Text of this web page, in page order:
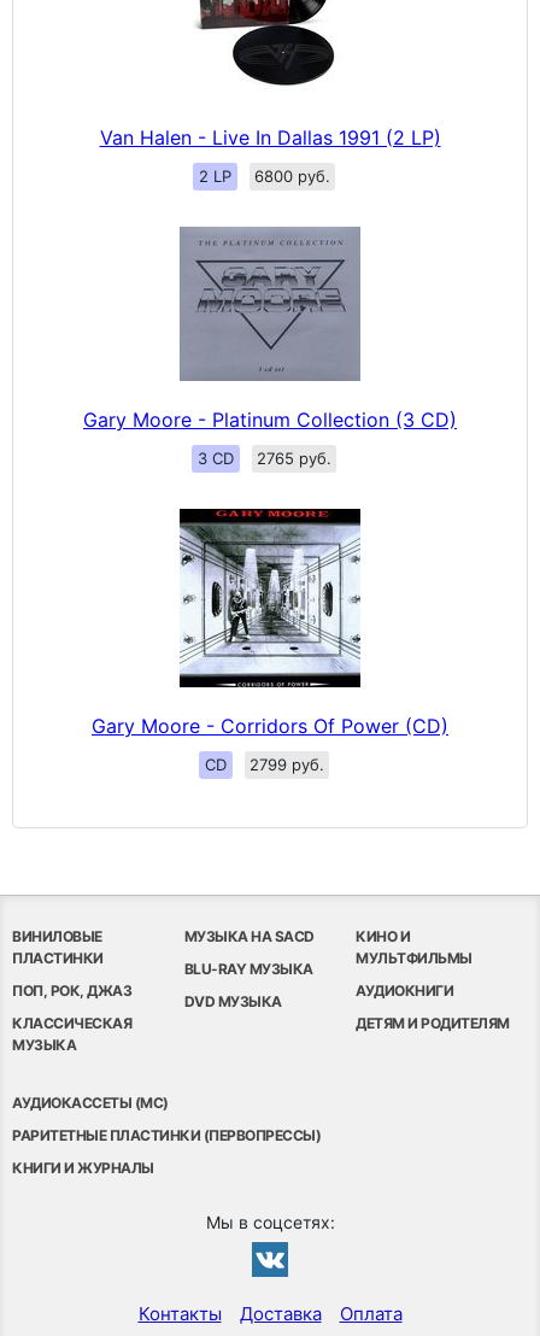
Van Halen - Live In Dallas 1991 (2 LP)
2 LP 6800 руб.
Gary Moore - Platinum Collection (3 CD)
3 CD 2765 руб.
Gary Moore - Corridors Of Power (CD)
CD 2799 руб.
ВИНИЛОВЫЕ
ПЛАСТИНКИ
ПОП, РОК, ДЖАЗ
КЛАССИЧЕСКАЯ
МУЗЫКА
МУЗЫКА НА SACD
BLU-RAY МУЗЫКА
DVD МУЗЫКА
КИНО И
МУЛЬТФИЛЬМЫ
АУДИОКНИГИ
ДЕТЯМ И РОДИТЕЛЯМ
АУДИОКАССЕТЫ (MC)
РАРИТЕТНЫЕ ПЛАСТИНКИ (ПЕРВОПРЕССЫ)
КНИГИ И ЖУРНАЛЫ
Мы в соцсетях:
Контакты Доставка Оплата